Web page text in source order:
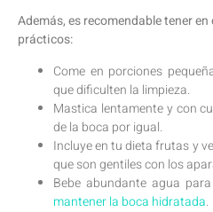
Además, es recomendable tener
prácticos:
Come en ‌porciones
que ‍dificulten⁤ la⁣ limpieza.
Mastica lentamente y con
de la boca⁤ por igual.
Incluye en tu ⁣dieta ​frutas ⁢y
‍que son gentiles⁣ con⁢ los⁣
Bebe abundante agua⁤
mantener la boca hidratada.